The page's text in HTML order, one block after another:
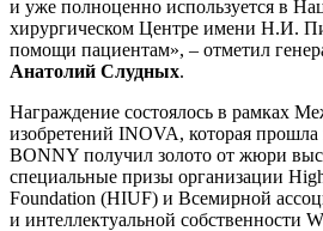
и уже полноценно используется в
хирургическом Центре имени Н.И.
помощи пациентам», – отметил
Анатолий Слудных.
Награждение состоялось в рамках
изобретений INOVA, которая прошла
BONNY получил золото от жюри
специальные призы организации
Foundation (HIUF) и Всемирной
и интеллектуальной собственности